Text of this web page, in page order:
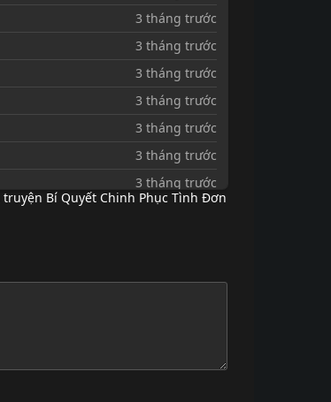
3 tháng trước
3 tháng trước
3 tháng trước
3 tháng trước
3 tháng trước
3 tháng trước
3 tháng trước
3 tháng trước
3 tháng trước
truyện Bí Quyết Chinh Phục Tình Đơn